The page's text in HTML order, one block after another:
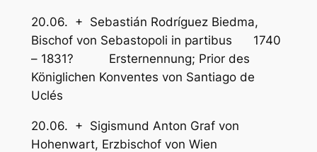
20.06. + Sebastián Rodríguez Biedma,
Bischof von Sebastopoli in partibus 1740
– 1831? Ersternennung; Prior des
Königlichen Konventes von Santiago de
Uclés
20.06. + Sigismund Anton Graf von
Hohenwart, Erzbischof von Wien